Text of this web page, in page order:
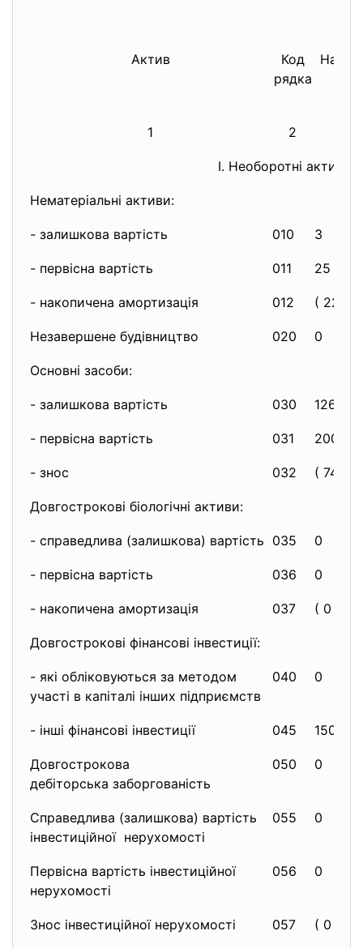
Актив
Код
рядка
На
1 2
I. Необоротні активи
Нематеріальні активи:
- залишкова вартість 010 3
- первісна вартість 011 25
- накопичена амортизація 012 ( 22 )
Незавершене будівництво 020 0
Основні засоби:
- залишкова вартість 030 1264
- первісна вартість 031 2009
- знос 032 ( 745 )
Довгострокові біологічні активи:
- справедлива (залишкова) вартість 035 0
- первісна вартість 036 0
- накопичена амортизація 037 ( 0 )
Довгострокові фінансові інвестиції:
- які обліковуються за методом
участі в капіталі інших підприємств
040 0
- інші фінансові інвестиції 045 1500
Довгострокова
дебіторська заборгованість
050 0
Справедлива (залишкова) вартість
інвестиційної нерухомості
055 0
Первісна вартість інвестиційної
нерухомості
056 0
Знос інвестиційної нерухомості 057 ( 0 )